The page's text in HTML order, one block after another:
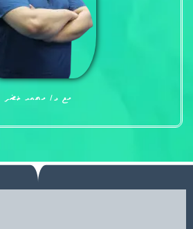
مع د/ محمد خضر